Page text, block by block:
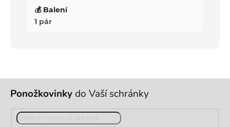
💰 Balení
1 pár
Ponožkovinky do Vaší schránky